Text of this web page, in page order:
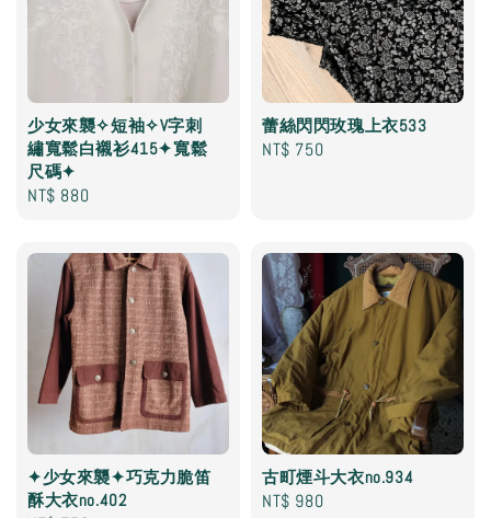
少女來襲✧短袖✧V字刺
繡寬鬆白襯衫415✦寬鬆
尺碼✦
Regular
NT$ 880
蕾絲閃閃玫瑰上衣533
Regular
NT$ 750
✦少女來襲✦巧克力脆笛
酥大衣no.402
古町煙斗大衣no.934
Regular
NT$ 980